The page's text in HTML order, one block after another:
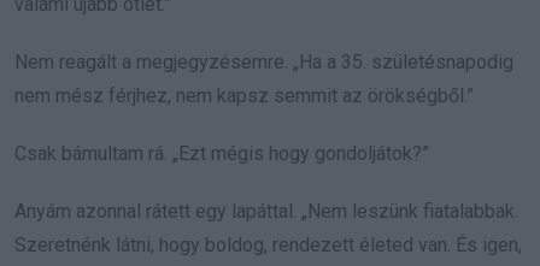
Nem reagált a megjegyzésemre. „Ha a 35. születésnapodig
nem mész férjhez, nem kapsz semmit az örökségből.”
Csak bámultam rá. „Ezt mégis hogy gondoljátok?”
Anyám azonnal rátett egy lapáttal. „Nem leszünk fiatalabbak.
Szeretnénk látni, hogy boldog, rendezett életed van. És igen,